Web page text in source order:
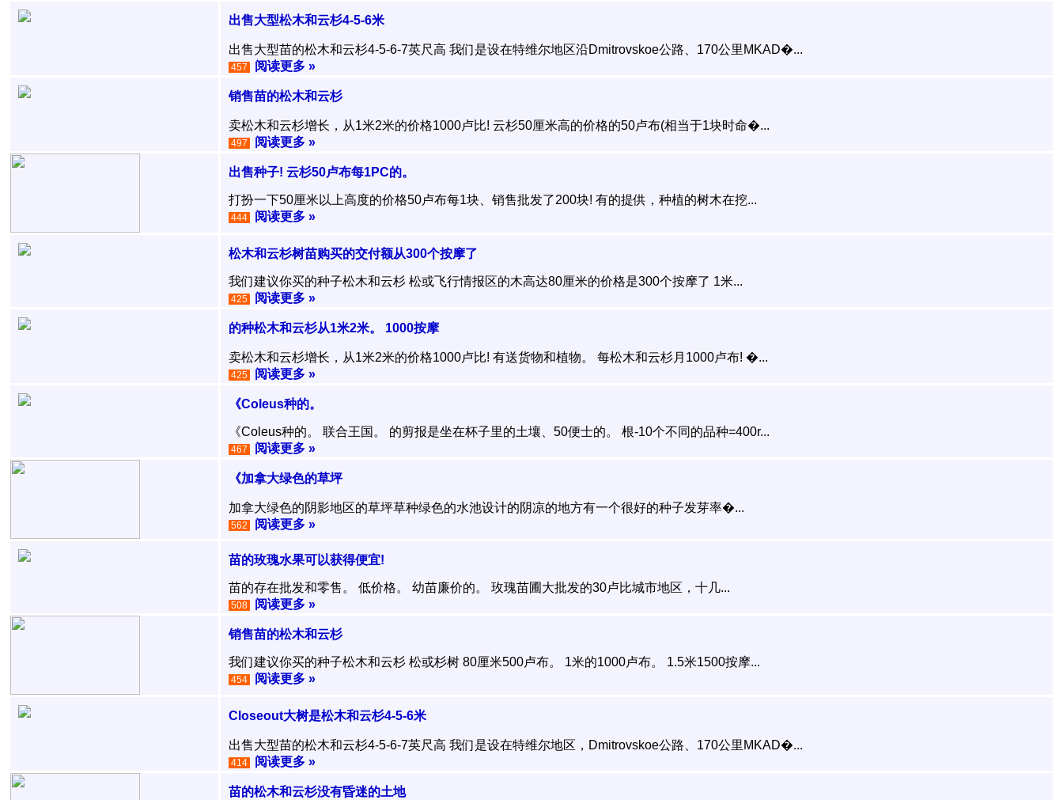
出售大型松木和云杉4-5-6米
出售大型苗的松木和云杉4-5-6-7英尺高 我们是设在特维尔地区沿Dmitrovskoe公路、170公里MKAD�...
457 阅读更多 »
销售苗的松木和云杉
卖松木和云杉增长，从1米2米的价格1000卢比! 云杉50厘米高的价格的50卢布(相当于1块时命�...
497 阅读更多 »
出售种子! 云杉50卢布每1PC的。
打扮一下50厘米以上高度的价格50卢布每1块、销售批发了200块! 有的提供，种植的树木在挖...
444 阅读更多 »
松木和云杉树苗购买的交付额从300个按摩了
我们建议你买的种子松木和云杉 松或飞行情报区的木高达80厘米的价格是300个按摩了 1米...
425 阅读更多 »
的种松木和云杉从1米2米。 1000按摩
卖松木和云杉增长，从1米2米的价格1000卢比! 有送货物和植物。 每松木和云杉月1000卢布! �...
425 阅读更多 »
《Coleus种的。
《Coleus种的。 联合王国。 的剪报是坐在杯子里的土壤、50便士的。 根-10个不同的品种=400r...
467 阅读更多 »
《加拿大绿色的草坪
加拿大绿色的阴影地区的草坪草种绿色的水池设计的阴凉的地方有一个很好的种子发芽率�...
562 阅读更多 »
苗的玫瑰水果可以获得便宜!
苗的存在批发和零售。 低价格。 幼苗廉价的。 玫瑰苗圃大批发的30卢比城市地区，十几...
508 阅读更多 »
销售苗的松木和云杉
我们建议你买的种子松木和云杉 松或杉树 80厘米500卢布。 1米的1000卢布。 1.5米1500按摩...
454 阅读更多 »
Closeout大树是松木和云杉4-5-6米
出售大型苗的松木和云杉4-5-6-7英尺高 我们是设在特维尔地区，Dmitrovskoe公路、170公里MKAD�...
414 阅读更多 »
苗的松木和云杉没有昏迷的土地